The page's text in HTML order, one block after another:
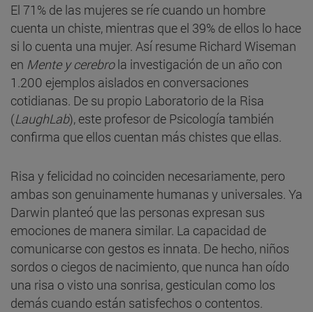
El 71% de las mujeres se ríe cuando un hombre
cuenta un chiste, mientras que el 39% de ellos lo hace
si lo cuenta una mujer. Así resume Richard Wiseman
en Mente y cerebrola investigación de un año con
1.200 ejemplos aislados en conversaciones
cotidianas. De su propio Laboratorio de la Risa
(LaughLab), este profesor de Psicología también
confirma que ellos cuentan más chistes que ellas.
Risa y felicidad no coinciden necesariamente, pero
ambas son genuinamente humanas y universales. Ya
Darwin planteó que las personas expresan sus
emociones de manera similar. La capacidad de
comunicarse con gestos es innata. De hecho, niños
sordos o ciegos de nacimiento, que nunca han oído
una risa o visto una sonrisa, gesticulan como los
demás cuando están satisfechos o contentos.